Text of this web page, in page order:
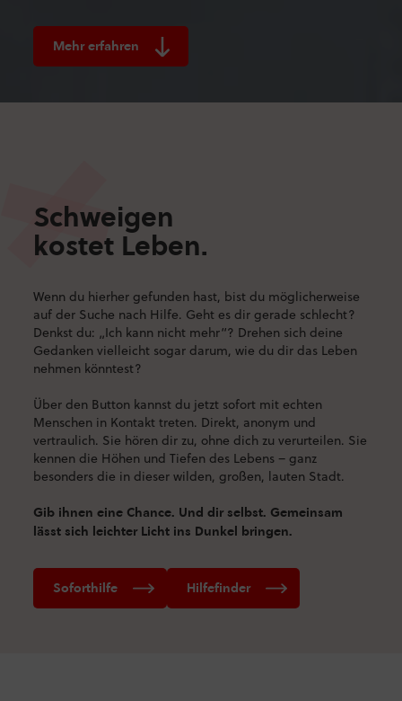
Mehr erfahren
Schweigen
kostet Leben.
Wenn du hierher gefunden hast, bist du möglicherweise
auf der Suche nach Hilfe. Geht es dir gerade schlecht?
Denkst du: „Ich kann nicht mehr“? Drehen sich deine
Gedanken vielleicht sogar darum, wie du dir das Leben
nehmen könntest?
Über den Button kannst du jetzt sofort mit echten
Menschen in Kontakt treten. Direkt, anonym und
vertraulich. Sie hören dir zu, ohne dich zu verurteilen. Sie
kennen die Höhen und Tiefen des Lebens – ganz
besonders die in dieser wilden, großen, lauten Stadt.
Gib ihnen eine Chance. Und dir selbst. Gemeinsam
lässt sich leichter Licht ins Dunkel bringen.
Soforthilfe Hilfefinder